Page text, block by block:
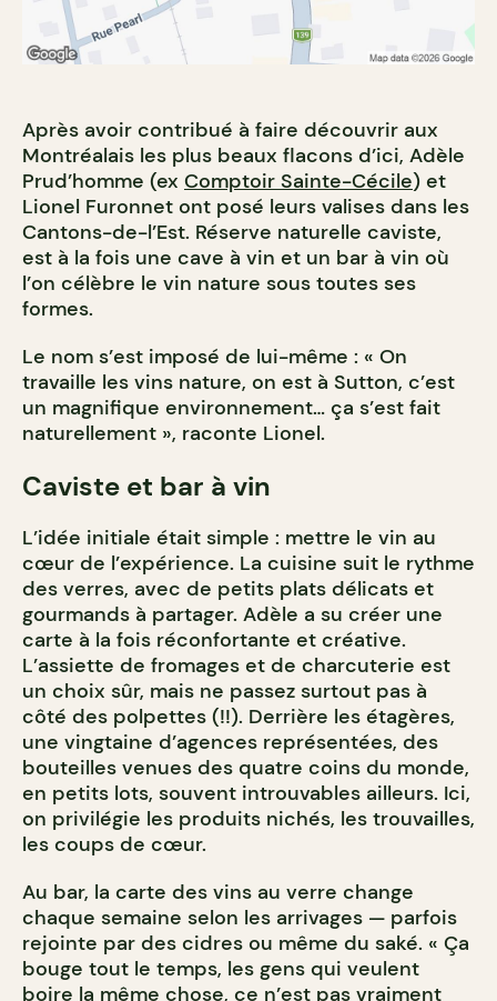
Après avoir contribué à faire découvrir aux
Montréalais les plus beaux flacons d’ici, Adèle
Prud’homme (ex Comptoir Sainte-Cécile) et
Lionel Furonnet ont posé leurs valises dans les
Cantons-de-l’Est. Réserve naturelle caviste,
est à la fois une cave à vin et un bar à vin où
l’on célèbre le vin nature sous toutes ses
formes.
Le nom s’est imposé de lui-même : « On
travaille les vins nature, on est à Sutton, c’est
un magnifique environnement… ça s’est fait
naturellement », raconte Lionel.
Caviste et bar à vin
L’idée initiale était simple : mettre le vin au
cœur de l’expérience. La cuisine suit le rythme
des verres, avec de petits plats délicats et
gourmands à partager. Adèle a su créer une
carte à la fois réconfortante et créative.
L’assiette de fromages et de charcuterie est
un choix sûr, mais ne passez surtout pas à
côté des polpettes (!!). Derrière les étagères,
une vingtaine d’agences représentées, des
bouteilles venues des quatre coins du monde,
en petits lots, souvent introuvables ailleurs. Ici,
on privilégie les produits nichés, les trouvailles,
les coups de cœur.
Au bar, la carte des vins au verre change
chaque semaine selon les arrivages — parfois
rejointe par des cidres ou même du saké. « Ça
bouge tout le temps, les gens qui veulent
boire la même chose, ce n’est pas vraiment